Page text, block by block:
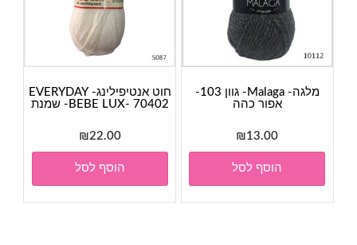
מלגה- Malaga- גוון 103-
אפור כהה
₪13.00
הוסף לסל
חוט אנטיפילינג- EVERYDAY
BEBE LUX- 70402- שמנת
₪22.00
הוסף לסל